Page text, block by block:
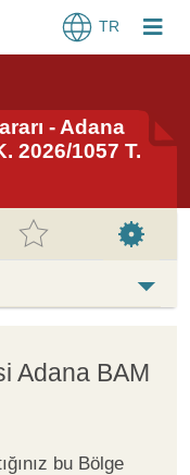
TR
- Adana
2026/1057 T.
Adana BAM
bu Bölge